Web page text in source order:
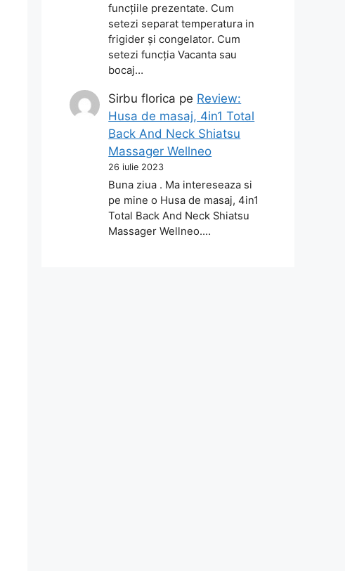
funcțiile prezentate. Cum
setezi separat temperatura in
frigider și congelator. Cum
setezi funcția Vacanta sau
bocaj…
Sirbu florica pe Review:
Husa de masaj, 4in1 Total
Back And Neck Shiatsu
Massager Wellneo
26 iulie 2023
Buna ziua . Ma intereseaza si
pe mine o Husa de masaj, 4in1
Total Back And Neck Shiatsu
Massager Wellneo.…